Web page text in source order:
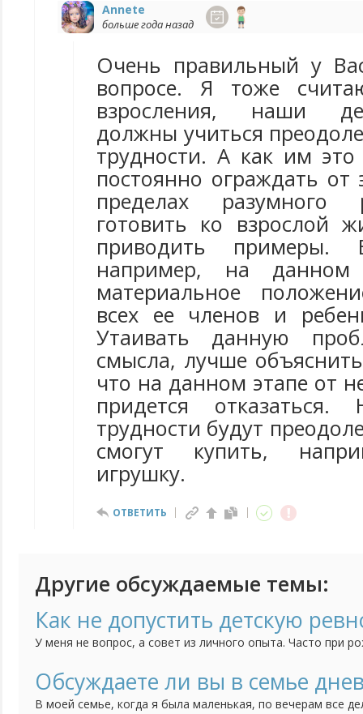
Annete
больше года назад
Очень правильный у
вопросе. Я тоже
взросления, наши
должны учиться
трудности. А как им это
постоянно ограждать от
пределах разумного
готовить ко взрослой
приводить
например, на данном
материальное
всех ее членов и
Утаивать данную
смысла, лучше
что на данном этапе от
придется
трудности будут
смогут купить,
игрушку.
ОТВЕТИТЬ
Другие обсуждаемые темы:
Как не допустить детскую
У меня не вопрос, а совет из личного опыта. Часто при
ситуации. У нас этого не было совсем. Еще будучи
что скоро у него будет сестра, и он, как настоящий
Обсуждаете ли вы в семье
В моей семье, когда я была маленькая, по вечерам все